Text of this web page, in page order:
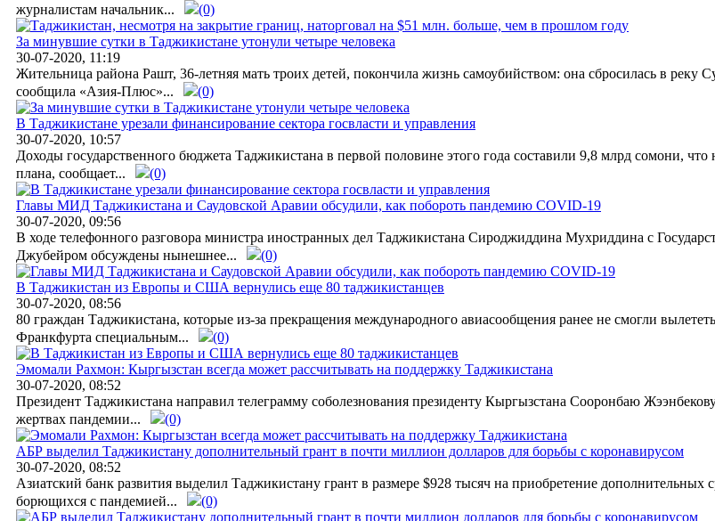
журналистам начальник...
(0)
За минувшие сутки в Таджикистане утонули четыре человека
30-07-2020, 11:19
Жительница района Рашт, 36-летняя мать троих детей, покончила жизнь самоубийством: она сбросилась в
сообщила «Азия-Плюс»...
(0)
В Таджикистане урезали финансирование сектора госвласти и управления
30-07-2020, 10:57
Доходы государственного бюджета Таджикистана в первой половине этого года составили 9,8 млрд сомони,
плана, сообщает...
(0)
Главы МИД Таджикистана и Саудовской Аравии обсудили, как побороть пандемию COVID-19
30-07-2020, 09:56
В ходе телефонного разговора министра иностранных дел Таджикистана Сироджиддина Мухриддина с
Джубейром обсуждены нынешнее...
(0)
В Таджикистан из Европы и США вернулись еще 80 таджикистанцев
30-07-2020, 08:56
80 граждан Таджикистана, которые из-за прекращения международного авиасообщения ранее не смогли
Франкфурта специальным...
(0)
Эмомали Рахмон: Кыргызстан всегда может рассчитывать на поддержку Таджикистана
30-07-2020, 08:52
Президент Таджикистана направил телеграмму соболезнования президенту Кыргызстана Сооронбаю
жертвах пандемии...
(0)
АБР выделил Таджикистану дополнительный грант в почти миллион долларов для борьбы с коронавирусом
30-07-2020, 08:52
Азиатский банк развития выделил Таджикистану грант в размере $928 тысяч на приобретение
борющихся с пандемией...
(0)